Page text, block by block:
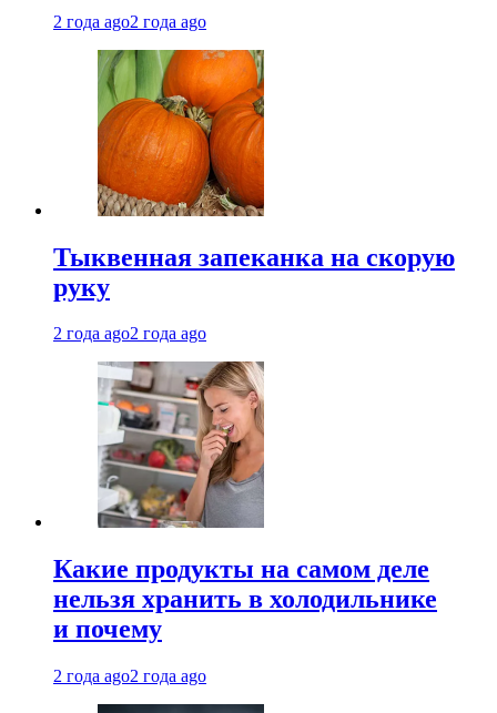
2 года ago2 года ago
Тыквенная запеканка на скорую
руку
2 года ago2 года ago
Какие продукты на самом деле
нельзя хранить в холодильнике
и почему
2 года ago2 года ago